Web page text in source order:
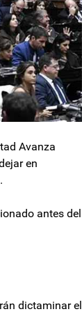
Avanza
en
antes del
dictaminar el